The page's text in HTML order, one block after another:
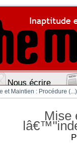
Nous écrire
et Maintien : Procédure (...)
Mise